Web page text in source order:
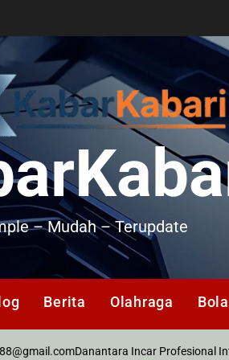
– Mudah – Terupdate
Berita Olahraga Bola
Danantara Incar Profesional